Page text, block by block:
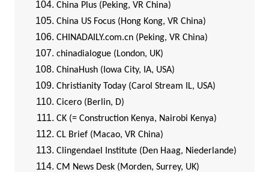
China Plus (Peking, VR China)
China US Focus (Hong Kong, VR China)
CHINADAILY.com.cn (Peking, VR China)
chinadialogue (London, UK)
ChinaHush (Iowa City, IA, USA)
Christianity Today (Carol Stream IL, USA)
Cicero (Berlin, D)
CK (= Construction Kenya, Nairobi Kenya)
CL Brief (Macao, VR China)
Clingendael Institute (Den Haag, Niederlande)
CM News Desk (Morden, Surrey, UK)